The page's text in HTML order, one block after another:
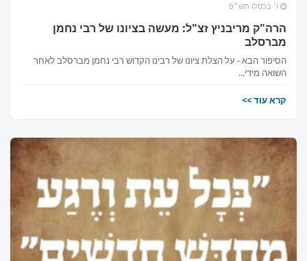
ו׳ בכסלו תש״פ
הרה"ק מריבניץ זצ"ל: מעשה בציונו של רבי נחמן
מברסלב
הסיפור הבא - על הצלת ציונו של רבינו הקדוש רבי נחמן מברסלב לאחר
השואה מידי...
קרא עוד >>